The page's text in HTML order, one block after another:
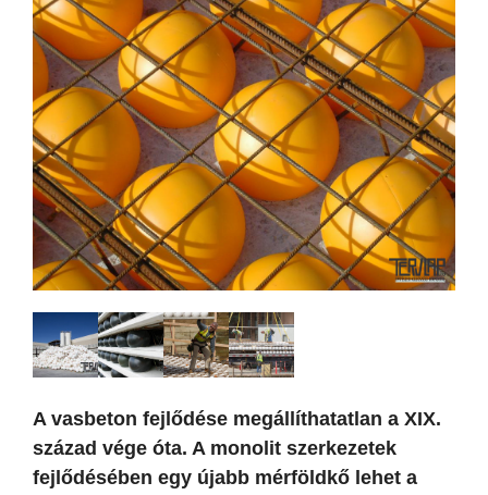
A vasbeton fejlődése megállíthatatlan a XIX.
század vége óta. A monolit szerkezetek
fejlődésében egy újabb mérföldkő lehet a